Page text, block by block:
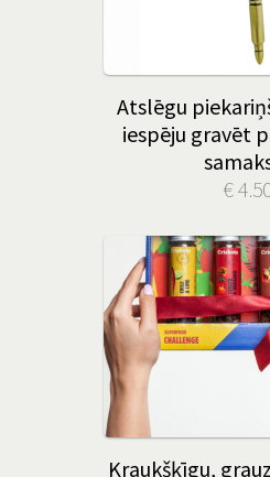
Atslēgu
iespēju gravēt
€
Kraukšķīgu,